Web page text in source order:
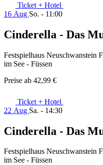
Ticket + Hotel
16 Aug So. - 11:00
Cinderella - Das
Festspielhaus Neuschwanstein
im See - Füssen
Preise ab 42,99 €
Ticket + Hotel
22 Aug Sa. - 14:30
Cinderella - Das
Festspielhaus Neuschwanstein
im See - Füssen